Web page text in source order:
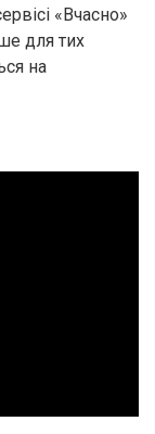
«Вчасно»
для тих
на